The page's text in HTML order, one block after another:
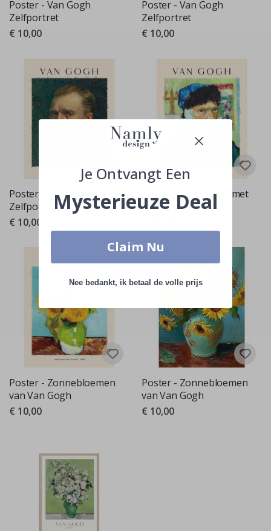
Poster - Van Gogh
Zelfportret
€ 10,00
Poster - Van Gogh
Zelfportret
€ 10,00
Poster - Van Gogh
Zelfportret
€ 10,00
Poster - Zelfportret met
verbonden oor
Poster - Zonnebloemen
van Van Gogh
€ 10,00
Poster - Zonnebloemen
van Van Gogh
€ 10,00
Je Ontvangt Een
Mysterieuze Deal
Claim Nu
Nee bedankt, ik betaal de volle prijs